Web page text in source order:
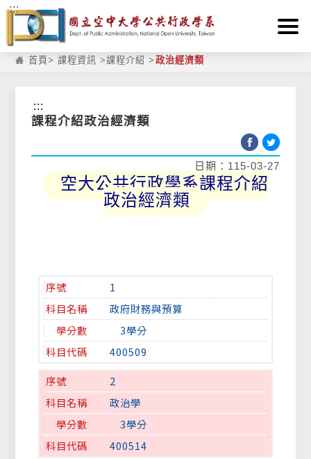
跳到主要內容區塊
:::
首頁>課程資訊 >課程介紹 > 政治經濟類
:::
課程介紹政治經濟類
日期：115-03-27
空大公共行政學系課程介紹
政治經濟類
1
政府財務與預算
3學分
400509
2
政治學
3學分
400514